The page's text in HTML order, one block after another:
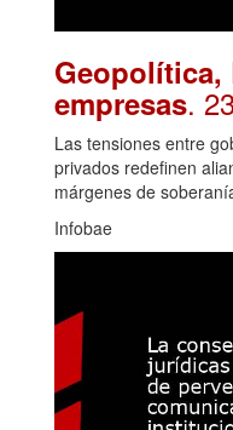
Geopolítica,
empresas.
Las tensiones entre
privados redefinen
márgenes de
Infobae